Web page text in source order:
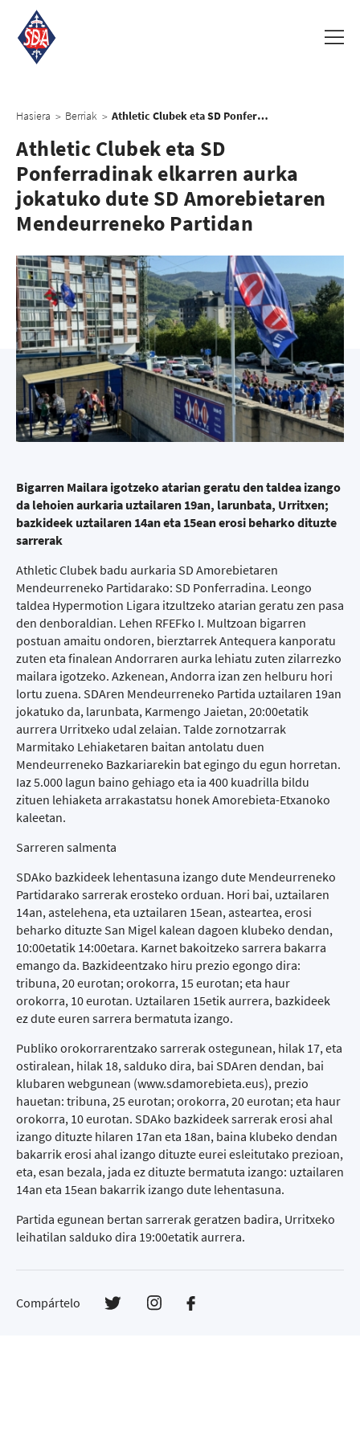
Hasiera > Berriak > Athletic Clubek eta SD Ponferradinak elkarren aurka jokatuko dute SD Amorebietaren Mendeurreneko Partidan
Athletic Clubek eta SD
Ponferradinak elkarren aurka
jokatuko dute SD Amorebietaren
Mendeurreneko Partidan
Bigarren Mailara igotzeko atarian geratu den taldea izango
da lehoien aurkaria uztailaren 19an, larunbata, Urritxen;
bazkideek uztailaren 14an eta 15ean erosi beharko dituzte
sarrerak
Athletic Clubek badu aurkaria SD Amorebietaren
Mendeurreneko Partidarako: SD Ponferradina. Leongo
taldea Hypermotion Ligara itzultzeko atarian geratu zen pasa
den denboraldian. Lehen RFEFko I. Multzoan bigarren
postuan amaitu ondoren, bierztarrek Antequera kanporatu
zuten eta finalean Andorraren aurka lehiatu zuten zilarrezko
mailara igotzeko. Azkenean, Andorra izan zen helburu hori
lortu zuena. SDAren Mendeurreneko Partida uztailaren 19an
jokatuko da, larunbata, Karmengo Jaietan, 20:00etatik
aurrera Urritxeko udal zelaian. Talde zornotzarrak
Marmitako Lehiaketaren baitan antolatu duen
Mendeurreneko Bazkariarekin bat egingo du egun horretan.
Iaz 5.000 lagun baino gehiago eta ia 400 kuadrilla bildu
zituen lehiaketa arrakastatsu honek Amorebieta-Etxanoko
kaleetan.
Sarreren salmenta
SDAko bazkideek lehentasuna izango dute Mendeurreneko
Partidarako sarrerak erosteko orduan. Hori bai, uztailaren
14an, astelehena, eta uztailaren 15ean, asteartea, erosi
beharko dituzte San Migel kalean dagoen klubeko dendan,
10:00etatik 14:00etara. Karnet bakoitzeko sarrera bakarra
emango da. Bazkideentzako hiru prezio egongo dira:
tribuna, 20 eurotan; orokorra, 15 eurotan; eta haur
orokorra, 10 eurotan. Uztailaren 15etik aurrera, bazkideek
ez dute euren sarrera bermatuta izango.
Publiko orokorrarentzako sarrerak ostegunean, hilak 17, eta
ostiralean, hilak 18, salduko dira, bai SDAren dendan, bai
klubaren webgunean (www.sdamorebieta.eus), prezio
hauetan: tribuna, 25 eurotan; orokorra, 20 eurotan; eta haur
orokorra, 10 eurotan. SDAko bazkideek sarrerak erosi ahal
izango dituzte hilaren 17an eta 18an, baina klubeko dendan
bakarrik erosi ahal izango dituzte eurei esleitutako prezioan,
eta, esan bezala, jada ez dituzte bermatuta izango: uztailaren
14an eta 15ean bakarrik izango dute lehentasuna.
Partida egunean bertan sarrerak geratzen badira, Urritxeko
leihatilan salduko dira 19:00etatik aurrera.
Compártelo